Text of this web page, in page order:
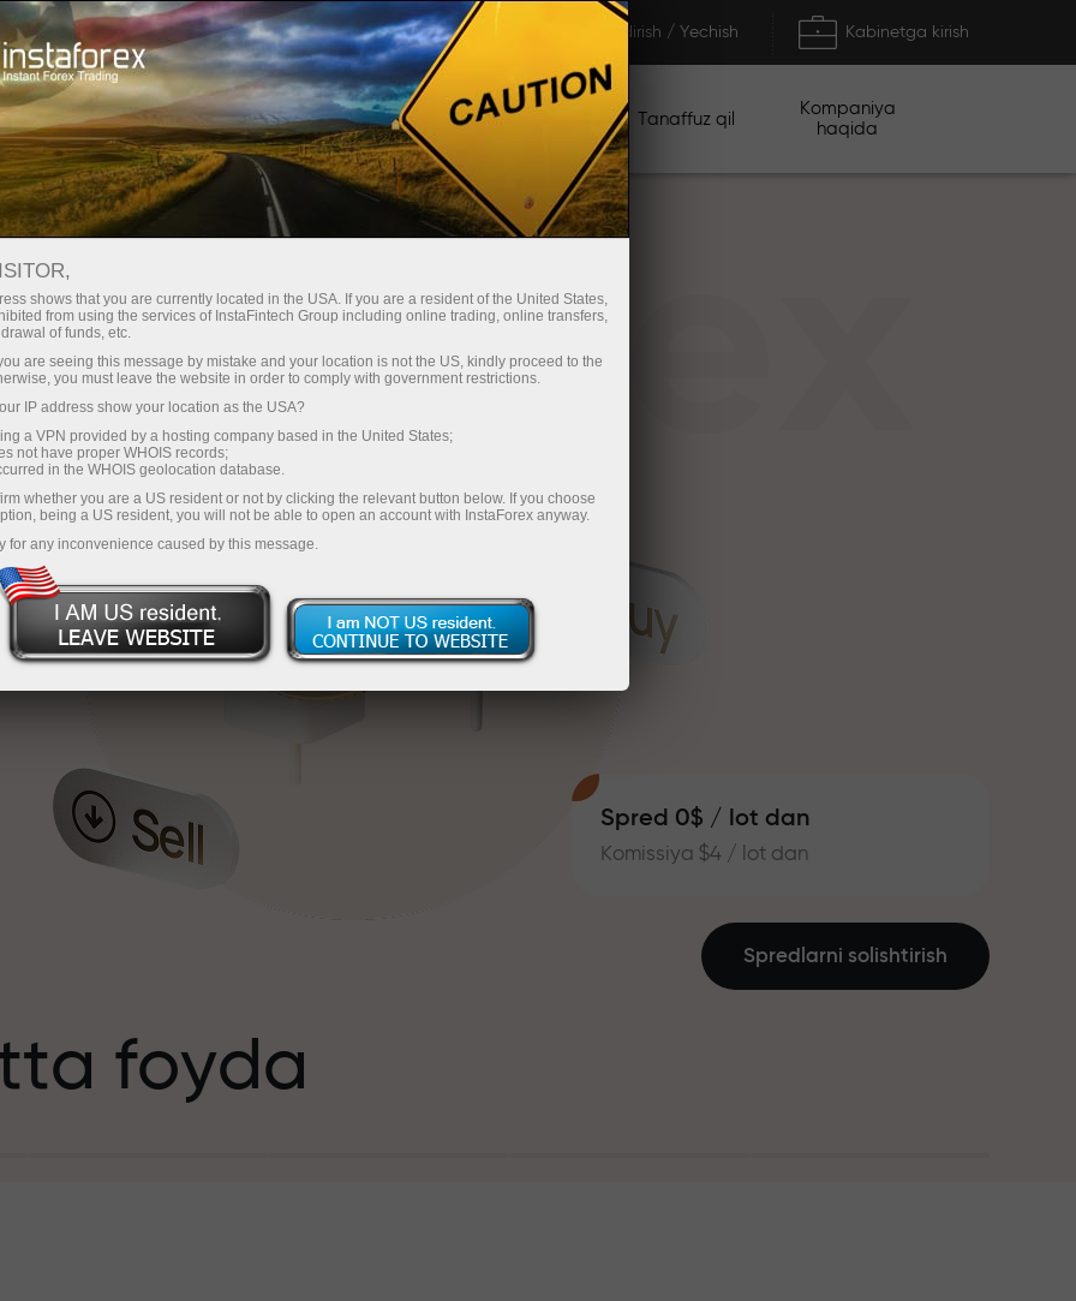
Hisob-varag'ini tez ochish Savdo platformasi To'ldirish / Yechish Kabinetga kirish
Endi ish
uchun
Investorlar uchun Hamkorlar uchun Promoaksiyalar Tanaffuz qil
Kompaniya
haqida
Spred 0$ / lot dan
Komissiya $4 / lot dan
foyda
uchun
Spredlarni solishtirish
shows that you are currently located in the USA. If you are a resident of the United States,
from using the services of InstaFintech Group including online trading, online transfers,
of funds, etc.
are seeing this message by mistake and your location is not the US, kindly proceed to the
you must leave the website in order to comply with government restrictions.
IP address show your location as the USA?
a VPN provided by a hosting company based in the United States;
not have proper WHOIS records;
in the WHOIS geolocation database.
whether you are a US resident or not by clicking the relevant button below. If you choose
being a US resident, you will not be able to open an account with InstaForex anyway.
for any inconvenience caused by this message.